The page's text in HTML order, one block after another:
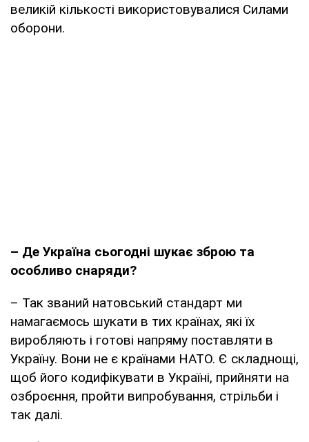
великій кількості використовувалися Силами
оборони.
– Де Україна сьогодні шукає зброю та
особливо снаряди?
– Так званий натовський стандарт ми
намагаємось шукати в тих країнах, які їх
виробляють і готові напряму поставляти в
Україну. Вони не є країнами НАТО. Є складнощі,
щоб його кодифікувати в Україні, прийняти на
озброєння, пройти випробування, стрільби і
так далі.